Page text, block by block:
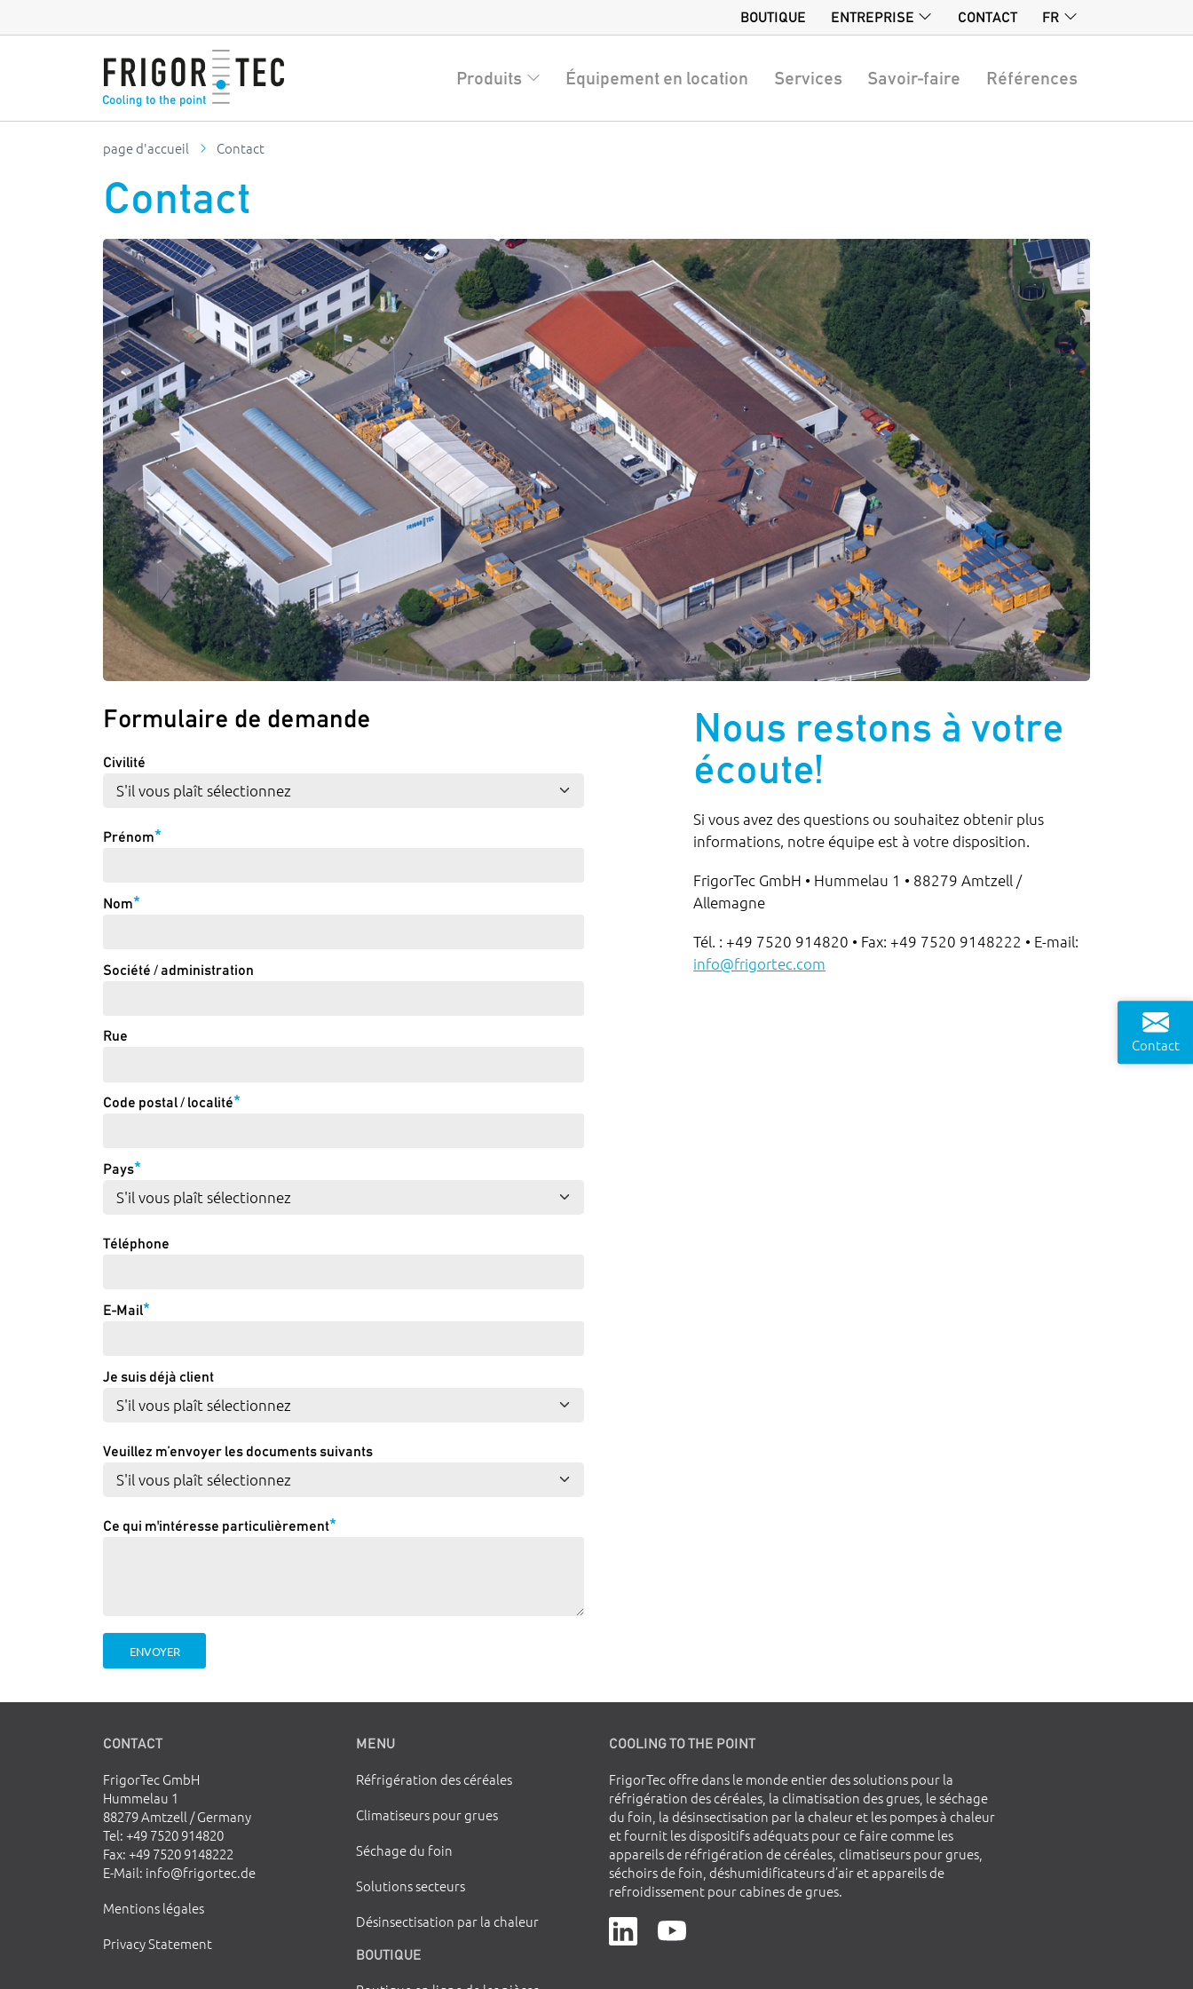
BOUTIQUE ENTREPRISE CONTACT FR
Produits Équipement en location Services Savoir-faire Références
page d'accueil Contact
Contact
Formulaire de demande
Civilité
Prénom*
Nom*
Société / administration
Rue
Code postal / localité*
Pays*
Téléphone
E-Mail*
Je suis déjà client
Veuillez m’envoyer les documents suivants
Ce qui m'intéresse particulièrement*
ENVOYER
Nous restons à votre
écoute!
Si vous avez des questions ou souhaitez obtenir plus
informations, notre équipe est à votre disposition.
FrigorTec GmbH • Hummelau 1 • 88279 Amtzell /
Allemagne
Tél. : +49 7520 914820 • Fax: +49 7520 9148222 • E-mail:
info@frigortec.com
CONTACT
FrigorTec GmbH
Hummelau 1
88279 Amtzell / Germany
Tel: +49 7520 914820
Fax: +49 7520 9148222
E-Mail: info@frigortec.de
Mentions légales
Privacy Statement
MENU
Réfrigération des céréales
Climatiseurs pour grues
Séchage du foin
Solutions secteurs
Désinsectisation par la chaleur
BOUTIQUE
COOLING TO THE POINT
FrigorTec offre dans le monde entier des solutions pour la
réfrigération des céréales, la climatisation des grues, le séchage
du foin, la désinsectisation par la chaleur et les pompes à chaleur
et fournit les dispositifs adéquats pour ce faire comme les
appareils de réfrigération de céréales, climatiseurs pour grues,
séchoirs de foin, déshumidificateurs d’air et appareils de
refroidissement pour cabines de grues.
Contact